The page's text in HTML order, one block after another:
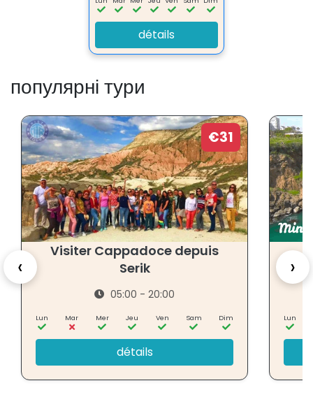
détails
популярні тури
‹
€31
Visiter Cappadoce depuis
Serik
05:00 - 20:00
Lun Mar Mer Jeu Ven Sam Dim
détails
Lun
›